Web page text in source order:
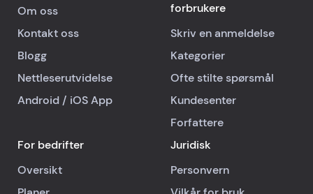
Om oss
Kontakt oss
Blogg
Nettleserutvidelse
Android / iOSApp
forbrukere
Skriv en anmeldelse
Kategorier
Ofte stilte spørsmål
Kundesenter
Forfattere
For bedrifter
Oversikt
Juridisk
Personvern